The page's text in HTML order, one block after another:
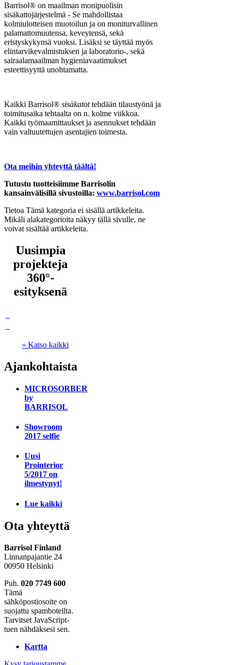
Barrisol® on maailman monipuolisin
sisäkattojärjestelmä - Se mahdollistaa
kolmiulotteisen muotoilun ja on moniturvallinen
palamattomuutensa, keveytensä, sekä
eristyskykynsä vuoksi. Lisäksi se täyttää myös
elintarvikevalmistuksen ja laboratorio-, sekä
sairaalamaailman hygieniavaatimukset
esteettisyyttä unohtamatta.
Kaikki Barrisol® sisäkatottehdään tilaustyönä ja
toimitusaika tehtaalta on n. kolme viikkoa.
Kaikki työmaamittaukset ja asennukset tehdään
vain valtuutettujen asentajien toimesta.
Ota meihin yhteyttä täältä!
Tutustu tuotteisiimme Barrisolin
kansainvälisillä sivustoilla: www.barrisol.com
Tietoa Tämä kategoria ei sisällä artikkeleita.
Mikäli alakategorioita näkyy tällä sivulle, ne
voivat sisältää artikkeleita.
Uusimpia
projekteja
360°-
esityksenä
» Katso kaikki
Ajankohtaista
MICROSORBER
by
BARRISOL
Showroom
2017 selfie
Uusi
Prointerior
5/2017 on
ilmestynyt!
Lue kaikki
Ota yhteyttä
Barrisol Finland
Linnanpajantie 24
00950 Helsinki
Puh. 020 7749 600
Tämä
sähköpostiosoite on
suojattu spamboteilta.
Tarvitset JavaScript-
tuen nähdäksesi sen.
Kartta